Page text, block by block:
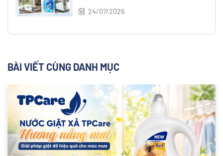
24/07/2026
BÀI VIẾT CÙNG DANH MỤC